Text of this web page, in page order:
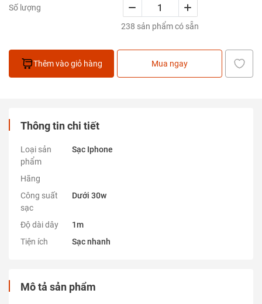
Số lượng
238 sản phẩm có sẵn
Thêm vào giỏ hàng Mua ngay
Thông tin chi tiết
Loại sản
phẩm
Sạc Iphone
Hãng
Công suất
sạc
Dưới 30w
Độ dài dây
1m
Tiện ích
Sạc nhanh
Mô tả sản phẩm